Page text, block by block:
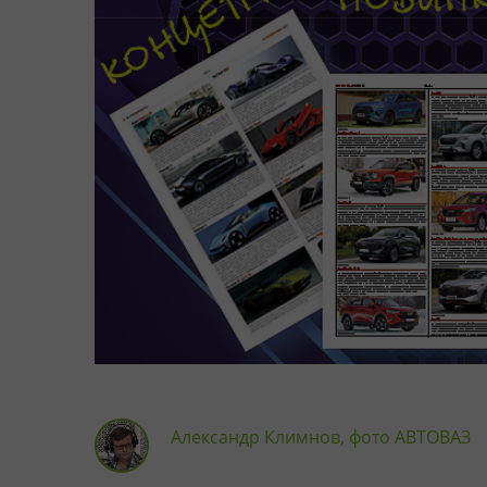
Александр Климнов, фото АВТОВАЗ